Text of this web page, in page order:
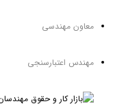
معاون مهندسی
مهندس اعتبارسنجی